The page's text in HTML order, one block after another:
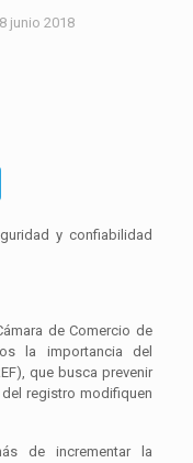
junio 2018
y confiabilidad
de Comercio de
la importancia del
que busca prevenir
registro modifiquen
de incrementar la